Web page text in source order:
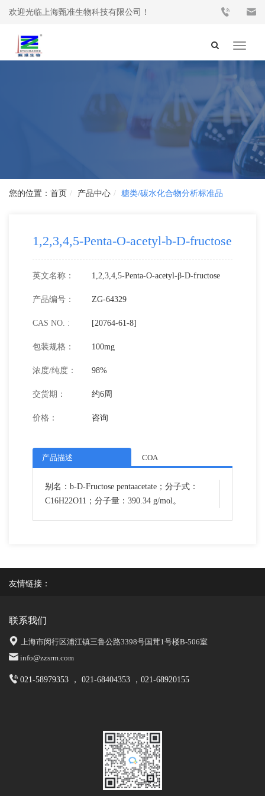
欢迎光临上海甄准生物科技有限公司！
Toggle
首页 产品中心 糖类/碳水化合物分析标准品
1,2,3,4,5-Penta-O-acetyl-b-D-fructose
英文名称： 1,2,3,4,5-Penta-O-acetyl-β-D-fructose
产品编号： ZG-64329
CAS NO. : [20764-61-8]
包装规格： 100mg
浓度/纯度： 98%
交货期： 约6周
价格： 咨询
产品描述 COA
别名：b-D-Fructose pentaacetate；分子式：
C16H22O11；分子量：390.34 g/mol。
友情链接：
联系我们
上海市闵行区浦江镇三鲁公路3398号国茸1号楼B-506室
info@zzsrm.com
021-58979353 ， 021-68404353 ，021-68920155